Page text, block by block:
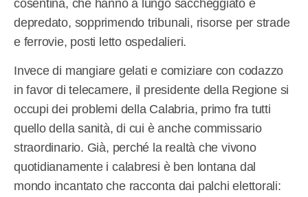
cosentina, che hanno a lungo saccheggiato e
depredato, sopprimendo tribunali, risorse per strade
e ferrovie, posti letto ospedalieri.
Invece di mangiare gelati e comiziare con codazzo
in favor di telecamere, il presidente della Regione si
occupi dei problemi della Calabria, primo fra tutti
quello della sanità, di cui è anche commissario
straordinario. Già, perché la realtà che vivono
quotidianamente i calabresi è ben lontana dal
mondo incantato che racconta dai palchi elettorali: